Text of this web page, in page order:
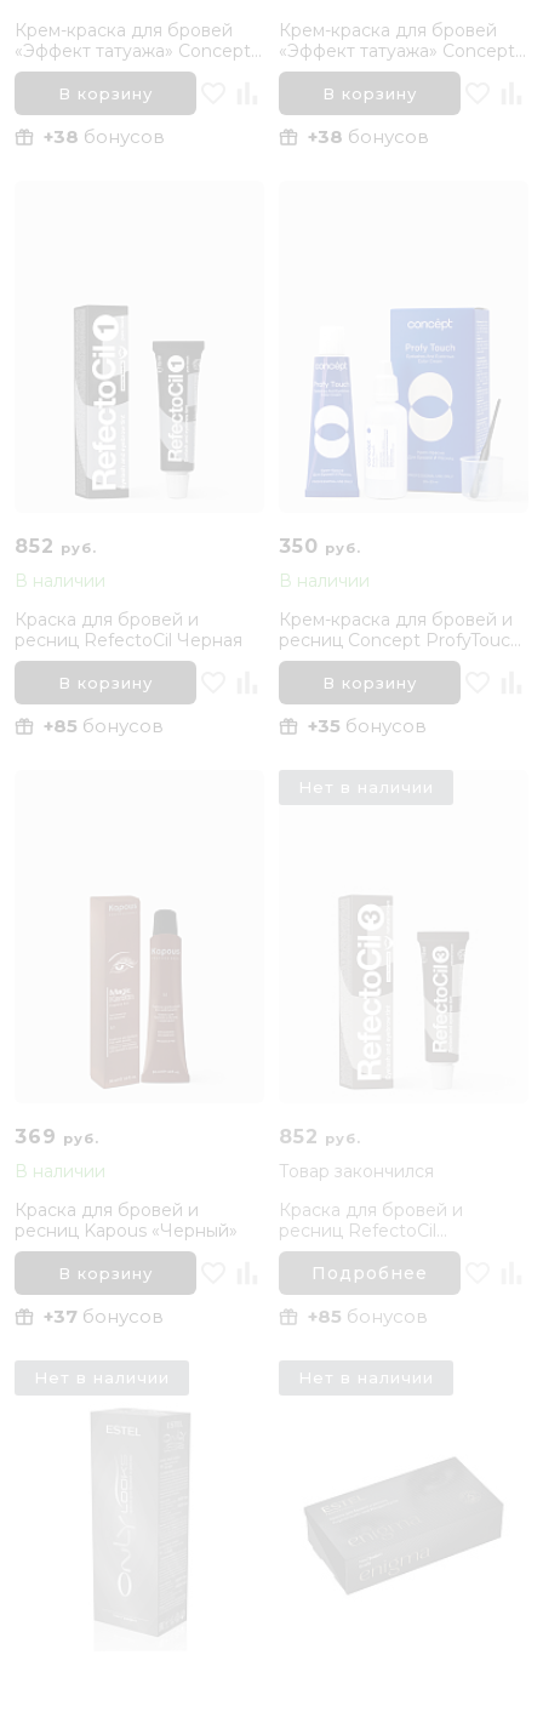
Крем-краска для бровей
«Эффект татуажа» Concept
Tatouage Effect, Черный
В корзину
+38 бонусов
Крем-краска для бровей
«Эффект татуажа» Concept
Tatouage Effect, Графит
В корзину
+38 бонусов
852 руб.
В наличии
Краска для бровей и
ресниц RefectoCil Черная
В корзину
+85 бонусов
350 руб.
В наличии
Крем-краска для бровей и
ресниц Concept ProfyTouch,
Графит
В корзину
+35 бонусов
369 руб.
В наличии
Краска для бровей и
ресниц Kapous «Черный»
В корзину
+37 бонусов
852 руб.
Товар закончился
Краска для бровей и
ресниц RefectoCil
Коричневая
Подробнее
+85 бонусов
Нет в наличии
Нет в наличии Нет в наличии